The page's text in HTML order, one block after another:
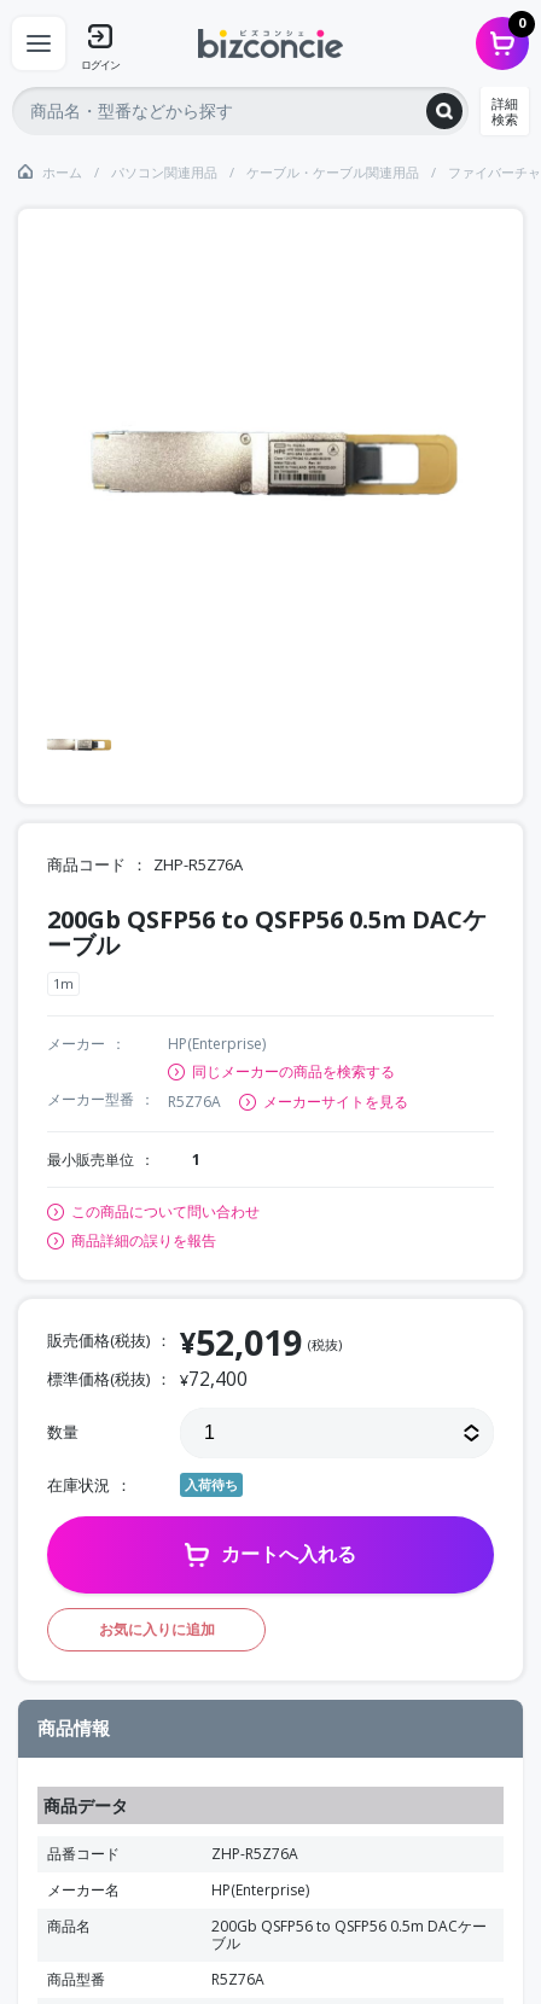
ログイン
0
詳細
検索
ホーム パソコン関連用品 ケーブル・ケーブル関連用品 ファイバーチ
商品コード ZHP-R5Z76A
200Gb QSFP56 to QSFP56 0.5m DACケ
ーブル
1m
メーカー
HP(Enterprise)
同じメーカーの商品を検索する
メーカー型番
R5Z76A メーカーサイトを見る
最小販売単位 1
この商品について問い合わせ
商品詳細の誤りを報告
販売価格(税抜) ¥52,019 (税抜)
標準価格(税抜) ¥72,400
数量
在庫状況 入荷待ち
カートへ入れる
お気に入りに追加
商品情報
商品データ
品番コード
ZHP-R5Z76A
メーカー名
HP(Enterprise)
商品名
200Gb QSFP56 to QSFP56 0.5m DACケー
ブル
商品型番
R5Z76A